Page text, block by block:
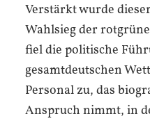
Verstärkt wurde
Wahlsieg der
fiel die politische
gesamtdeutschen
Personal zu, das
Anspruch nimmt, in